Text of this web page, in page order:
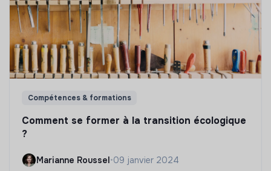
Compétences & formations
Comment se former à la transition écologique
?
Marianne Roussel•09 janvier 2024